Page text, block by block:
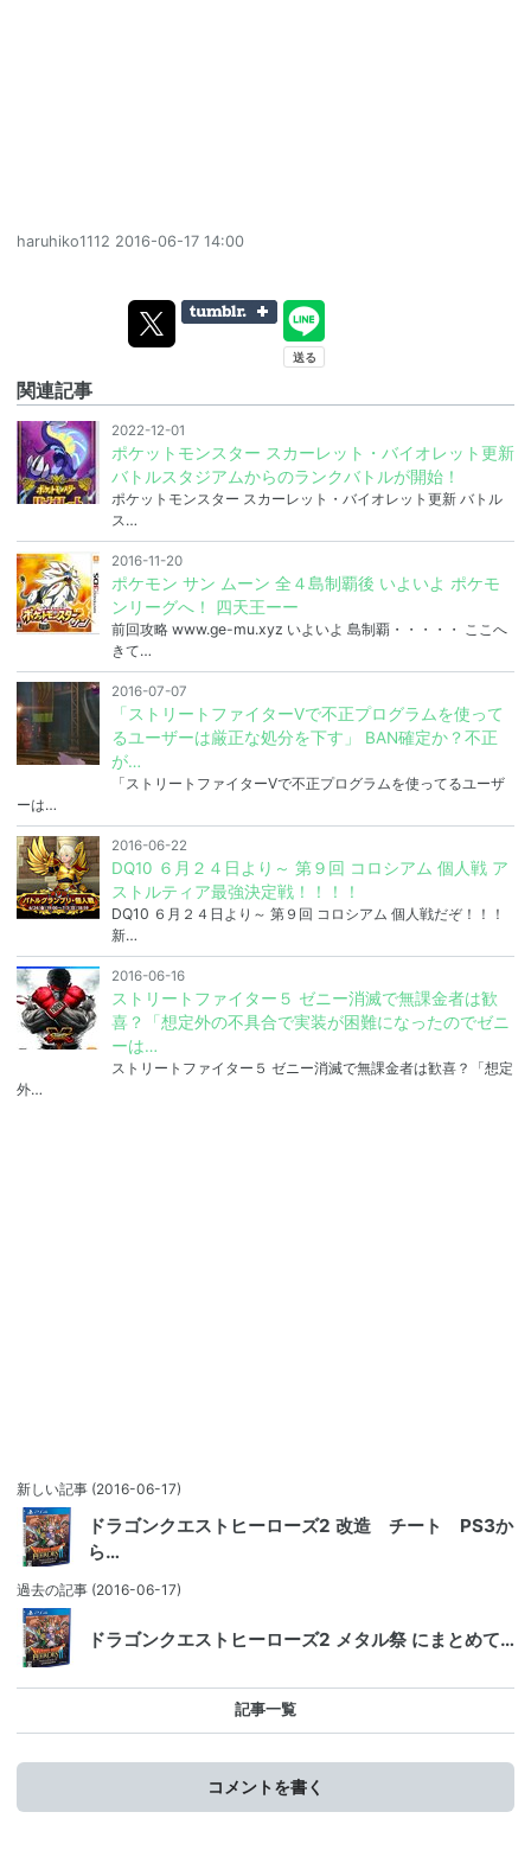
haruhiko1112 2016-06-17 14:00
関連記事
2022-12-01
ポケットモンスター スカーレット・バイオレット更新
バトルスタジアムからのランクバトルが開始！
ポケットモンスター スカーレット・バイオレット更新 バトル
ス…
2016-11-20
ポケモン サン ムーン 全４島制覇後 いよいよ ポケモ
ンリーグへ！ 四天王ーー
前回攻略 www.ge-mu.xyz いよいよ 島制覇・・・・・ ここへ
きて…
2016-07-07
「ストリートファイターVで不正プログラムを使って
るユーザーは厳正な処分を下す」 BAN確定か？不正
が…
「ストリートファイターVで不正プログラムを使ってるユーザ
ーは…
2016-06-22
DQ10 ６月２４日より～ 第９回 コロシアム 個人戦 ア
ストルティア最強決定戦！！！！
DQ10 ６月２４日より～ 第９回 コロシアム 個人戦だぞ！！！
新…
2016-06-16
ストリートファイター５ ゼニー消滅で無課金者は歓
喜？「想定外の不具合で実装が困難になったのでゼニ
ーは…
ストリートファイター５ ゼニー消滅で無課金者は歓喜？「想定
外…
新しい記事 (2016-06-17)
ドラゴンクエストヒーローズ2 改造 チート PS3か
ら…
過去の記事 (2016-06-17)
ドラゴンクエストヒーローズ2 メタル祭 にまとめて…
記事一覧
コメントを書く